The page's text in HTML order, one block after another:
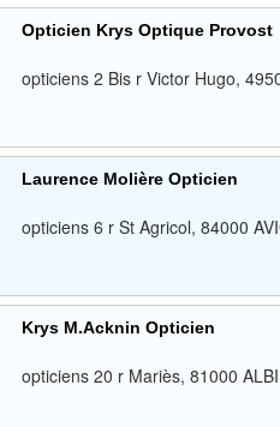
Opticien Krys Optique Provost
opticiens 2 Bis r Victor Hugo,
Laurence Molière Opticien
opticiens 6 r St Agricol, 84000
Krys M.Acknin Opticien
opticiens 20 r Mariès, 81000